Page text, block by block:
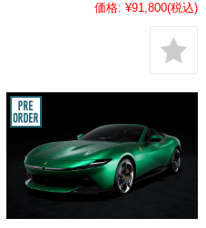
価格: ¥91,800(税込)